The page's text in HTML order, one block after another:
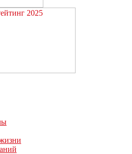
дня в Тульской области на сайте